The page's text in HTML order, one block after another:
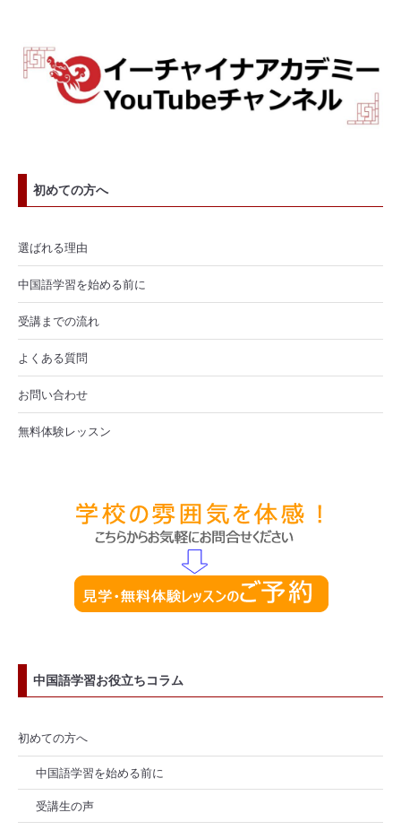
初めての方へ
選ばれる理由
中国語学習を始める前に
受講までの流れ
よくある質問
お問い合わせ
無料体験レッスン
中国語学習お役立ちコラム
初めての方へ
中国語学習を始める前に
受講生の声